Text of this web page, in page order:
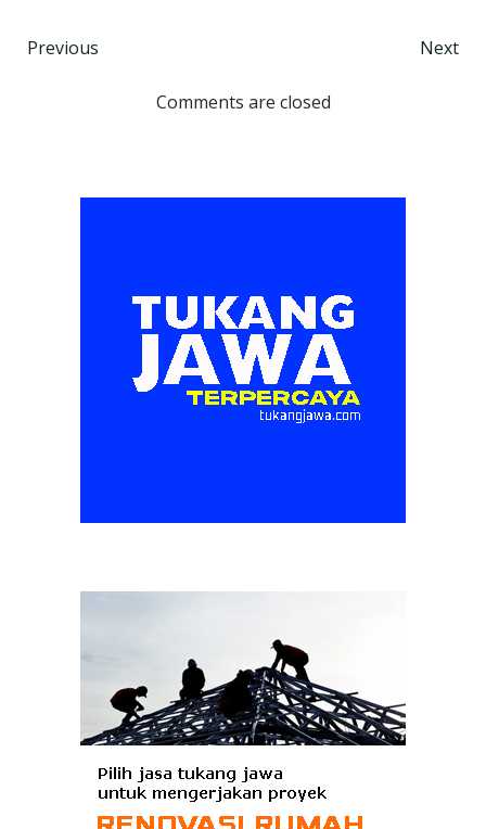
Post
navigation
Previous
navigation
Next
Comments are closed